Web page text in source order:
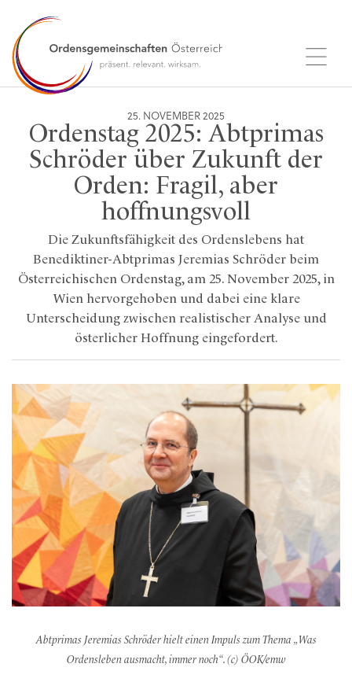
25. NOVEMBER 2025
Ordenstag 2025: Abtprimas
Schröder über Zukunft der
Orden: Fragil, aber
hoffnungsvoll
Die Zukunftsfähigkeit des Ordenslebens hat
Benediktiner-Abtprimas Jeremias Schröder beim
Österreichischen Ordenstag, am 25. November 2025, in
Wien hervorgehoben und dabei eine klare
Unterscheidung zwischen realistischer Analyse und
österlicher Hoffnung eingefordert.
Abtprimas Jeremias Schröder hielt einen Impuls zum Thema „Was
Ordensleben ausmacht, immer noch“. (c) ÖOK/emw